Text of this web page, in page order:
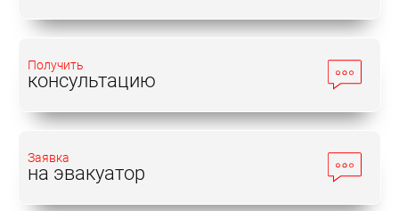
Получить
консультацию
Заявка
на эвакуатор